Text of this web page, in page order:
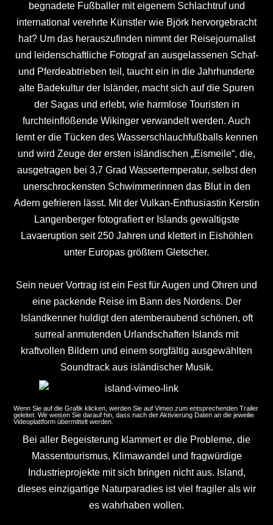
begnadete Fußballer mit eigenem Schlachtruf und
international verehrte Künstler wie Björk hervorgebracht
hat? Um das herauszufinden nimmt der Reisejournalist
und leidenschaftliche Fotograf an ausgelassenen Schaf-
und Pferdeabtrieben teil, taucht ein in die Jahrhunderte
alte Badekultur der Isländer, macht sich auf die Spuren
der Sagas und erlebt, wie harmlose Touristen in
furchteinflößende Wikinger verwandelt werden. Auch
lernt er die Tücken des Wasserschlauchfußballs kennen
und wird Zeuge der ersten isländischen „Eismeile“, die,
ausgetragen bei 3,7 Grad Wassertemperatur, selbst den
unerschrockensten Schwimmerinnen das Blut in den
Adern gefrieren lässt. Mit der Vulkan-Enthusiastin Kerstin
Langenberger fotografiert er Islands gewaltigste
Lavaeruption seit 250 Jahren und klettert in Eishöhlen
unter Europas größtem Gletscher.
Sein neuer Vortrag ist ein Fest für Augen und Ohren und
eine packende Reise im Bann des Nordens. Der
Islandkenner huldigt den atemberaubend schönen, oft
surreal anmutenden Urlandschaften Islands mit
kraftvollen Bildern und einem sorgfältig ausgewählten
Soundtrack aus isländischer Musik.
Wenn Sie auf die Grafik klicken, werden Sie auf Vimeo zum entsprechenden Trailer
geleitet. Wir weisen Sie darauf hin, dass nach der Aktivierung Daten an die jeweilie
Videoplattform übermittelt werden.
Bei aller Begeisterung klammert er die Probleme, die
Massentourismus, Klimawandel und fragwürdige
Industrieprojekte mit sich bringen nicht aus. Island,
dieses einzigartige Naturparadies ist viel fragiler als wir
es wahrhaben wollen.